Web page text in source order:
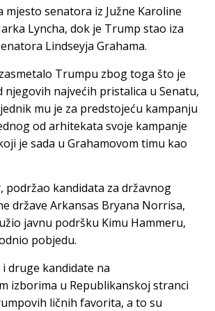
mjesto senatora iz Južne Karoline
Lyncha, dok je Trump stao iza
Lindseyja Grahama.
Trumpu zbog toga što je
njegovih najvećih pristalica u Senatu,
mu je za predstojeću kampanju
od arhitekata svoje kampanje
je sada u Grahamovom timu kao
podržao kandidata za državnog
države Arkansas Bryana Norrisa,
javnu podršku Kimu Hammeru,
pobjedu.
druge kandidate na
izborima u Republikanskoj stranci
ličnih favorita, a to su